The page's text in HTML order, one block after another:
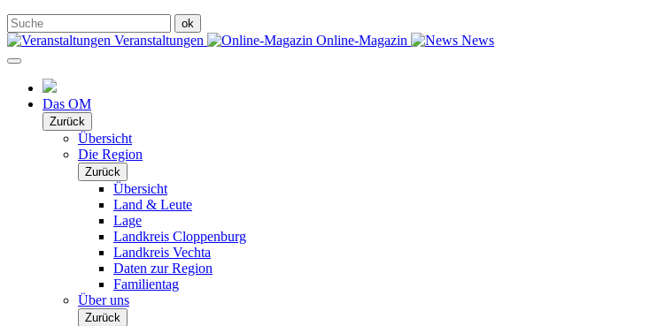
Veranstaltungen Online-Magazin News
Das OM
Zurück
Übersicht
Die Region
Zurück
Übersicht
Land & Leute
Lage
Landkreis Cloppenburg
Landkreis Vechta
Daten zur Region
Familientag
Über uns
Zurück